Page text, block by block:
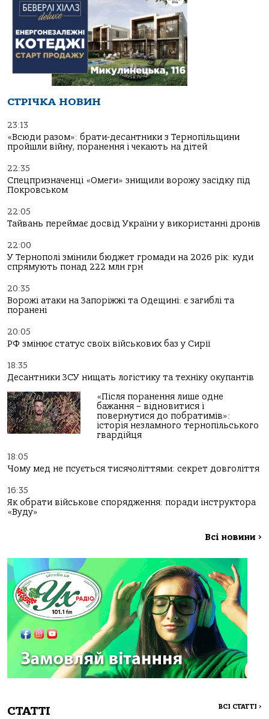
СТРІЧКА НОВИН
23:13
«Всюди разом»: брати-десантники з Тернопільщини
пройшли війну, поранення і чекають на дітей
22:35
Спецпризначенці «Омеги» знищили ворожу засідку під
Покровськом
22:05
Тайвань переймає досвід України у використанні дронів
22:00
У Тернополі змінили бюджет громади на 2026 рік: куди
спрямують понад 222 млн грн
20:35
Ворожі атаки на Запоріжжі та Одещині: є загиблі та
поранені
20:05
РФ змінює статус своїх військових баз у Сирії
18:35
Десантники ЗСУ нищать логістику та техніку окупантів
«Після поранення лише одне
бажання – відновитися і
повернутися до побратимів»:
історія незламного тернопільського
гвардійця
18:05
Чому мед не псується тисячоліттями: секрет довголіття
16:35
Як обрати військове спорядження: поради інструктора
«Вуду»
Всі новини >
СТАТТІ ВСІ СТАТТІ >